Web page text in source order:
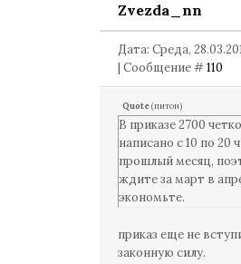
Zvezda_nn
Дата: Среда,
| Сообщение #110
Quote(питон)
В приказе 2700 четко
написано с 10 по 20
прошлый месяц,
ждите за март в
экономьте.
приказ еще не
законную силу.